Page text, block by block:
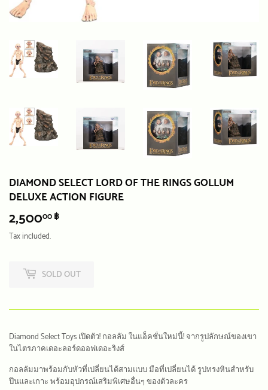
DIAMOND SELECT LORD OF THE RINGS GOLLUM
DELUXE ACTION FIGURE
2,50000 ฿
Tax included.
SOLD OUT
Diamond Select Toys เปิดตัว! กอลลัม ในแอ็คชั่นใหม่นี้! จากรูปลักษณ์ของเขา
ในไตรภาคเดอะลอร์ดออฟเดอะริงส์
กอลลัมมาพร้อมกับหัวที่เปลี่ยนได้สามแบบ มือที่เปลี่ยนได้ รูปทรงหินสำหรับ
ปีนและเกาะ พร้อมอุปกรณ์เสริมพิเศษอื่นๆ ของตัวละคร